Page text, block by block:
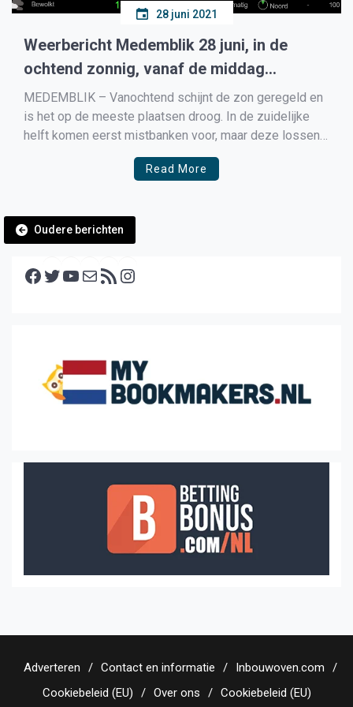
28 juni 2021
Weerbericht Medemblik 28 juni, in de
ochtend zonnig, vanaf de middag
toenemende kans op (onweers)buien
MEDEMBLIK – Vanochtend schijnt de zon geregeld en
is het op de meeste plaatsen droog. In de zuidelijke
helft komen eerst mistbanken voor, maar deze lossen
snel op. Vanmiddag trekken van het zuiden uit enkele
regen- en onweersbuien over het land. Naarmate de
Read More
Berichtennavigatie
Oudere berichten
Facebook Twitter YouTube E-mail RSS feed
Adverteren Contact en informatie
Inbouwoven.com
Cookiebeleid (EU)
Over ons Cookiebeleid (EU)